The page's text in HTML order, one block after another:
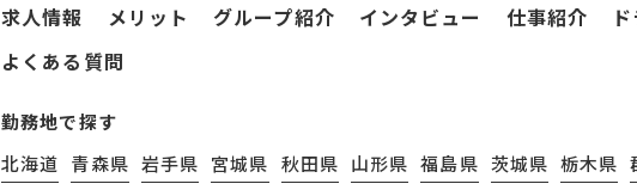
求人情報 メリット グループ紹介 インタビュー 仕事紹介
よくある質問
勤務地で探す
北海道 青森県 岩手県 宮城県 秋田県 山形県 福島県 茨城県 栃木県